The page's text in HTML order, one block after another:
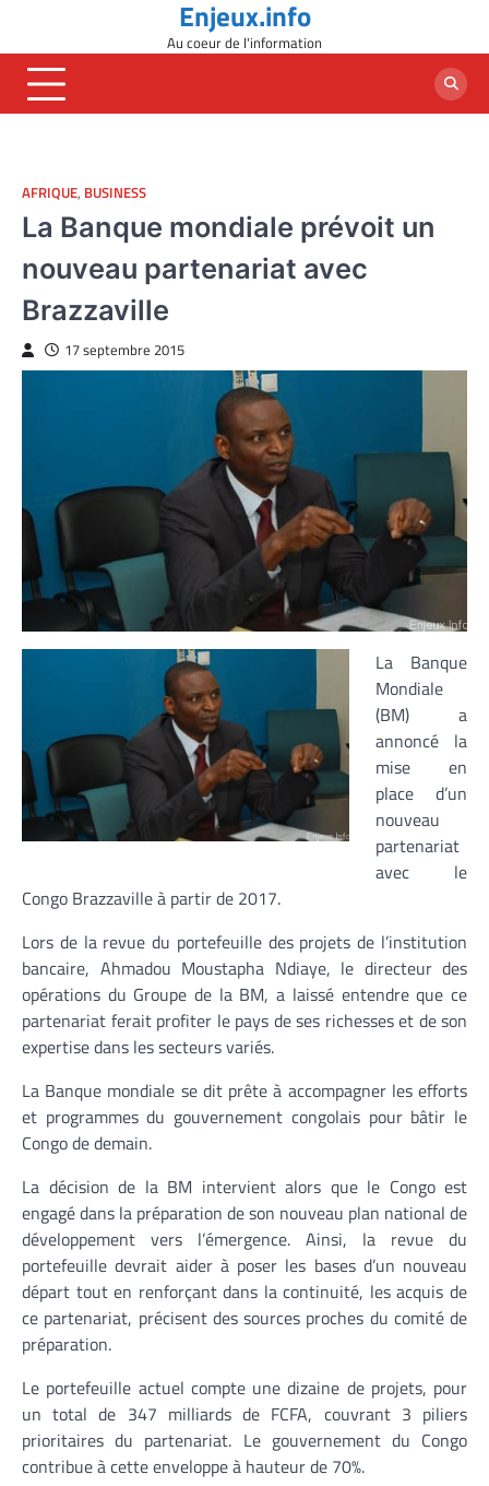
content
Enjeux.info
Au coeur de l'information
AFRIQUE, BUSINESS
La Banque mondiale prévoit un
nouveau partenariat avec
Brazzaville
17 septembre 2015
La Banque
Mondiale
(BM) a
annoncé la
mise en
place d’un
nouveau
partenariat
avec le
Congo Brazzaville à partir de 2017.
Lors de la revue du portefeuille des projets de l’institution
bancaire, Ahmadou Moustapha Ndiaye, le directeur des
opérations du Groupe de la BM, a laissé entendre que ce
partenariat ferait profiter le pays de ses richesses et de son
expertise dans les secteurs variés.
La Banque mondiale se dit prête à accompagner les efforts
et programmes du gouvernement congolais pour bâtir le
Congo de demain.
La décision de la BM intervient alors que le Congo est
engagé dans la préparation de son nouveau plan national de
développement vers l’émergence. Ainsi, la revue du
portefeuille devrait aider à poser les bases d’un nouveau
départ tout en renforçant dans la continuité, les acquis de
ce partenariat, précisent des sources proches du comité de
préparation.
Le portefeuille actuel compte une dizaine de projets, pour
un total de 347 milliards de FCFA, couvrant 3 piliers
prioritaires du partenariat. Le gouvernement du Congo
contribue à cette enveloppe à hauteur de 70%.